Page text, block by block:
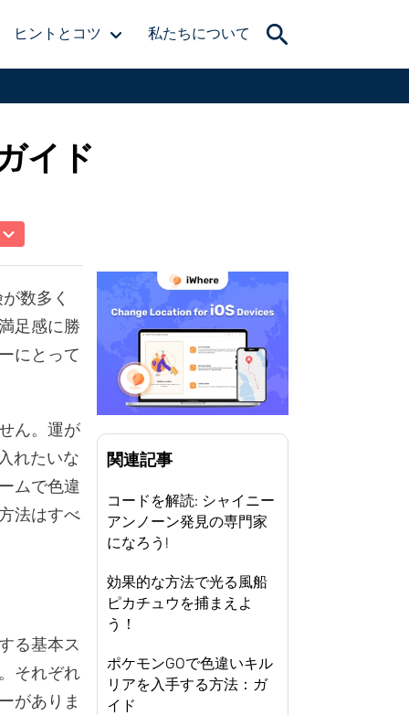
ヒントとコツ 私たちについて
イド
数多く
足感に勝
にとって
ん。運が
れたいな
ムで色違
法はすべ
る基本ス
それぞれ
がありま
関連記事
コードを解読: シャイニー
アンノーン発見の専門家
になろう!
効果的な方法で光る風船
ピカチュウを捕まえよ
う！
ポケモンGOで色違いキル
リアを入手する方法：ガ
イド